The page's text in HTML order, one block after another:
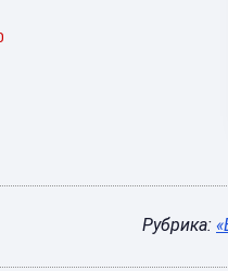
Рубрика: